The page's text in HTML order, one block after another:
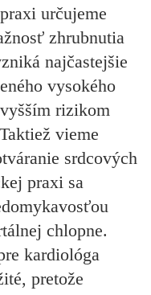
určujeme
zhrubnutia
najčastejšie
vysokého
rizikom
vieme
srdcových
praxi sa
chlopne.
kardiológa
pretože